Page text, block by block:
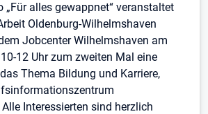
„Für alles gewappnet“ veranstaltet
Oldenburg-Wilhelmshaven
Jobcenter Wilhelmshaven am
12 Uhr zum zweiten Mal eine
Thema Bildung und Karriere,
Interessierten sind herzlich